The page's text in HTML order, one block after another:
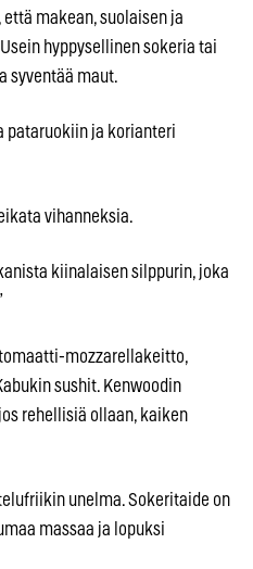
makean, suolaisen ja
hyppysellinen sokeria tai
syventää maut.
pataruokiin ja korianteri
vihanneksia.
kiinalaisen silppurin, joka
mozzarellakeitto,
sushit. Kenwoodin
rehellisiä ollaan, kaiken
unelma. Sokeritaide on
massaa ja lopuksi